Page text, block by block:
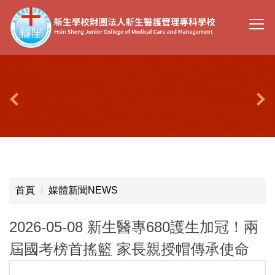
到
主
要
區
首頁 媒體新聞NEWS
2026-05-08 新生醫專680護生加冠！兩
屆國考榜首搖籃 家長親授帽傳承使命